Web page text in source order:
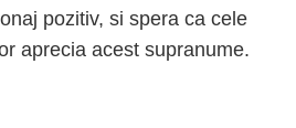
pozitiv, si spera ca cele
aprecia acest supranume.